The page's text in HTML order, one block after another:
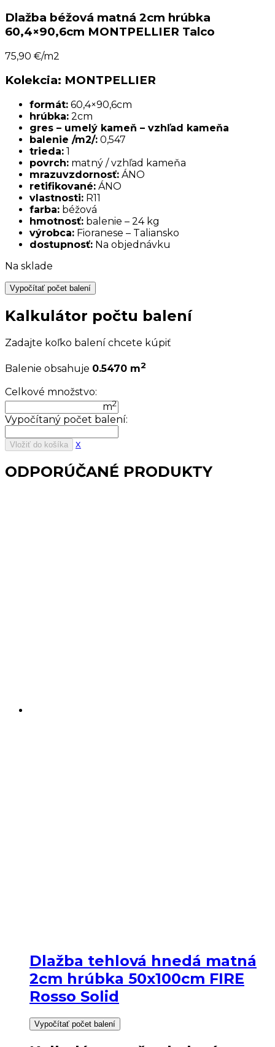
Dlažba béžová matná 2cm hrúbka
60,4×90,6cm MONTPELLIER Talco
75,90 €/m2
Kolekcia: MONTPELLIER
formát: 60,4×90,6cm
hrúbka: 2cm
gres – umelý kameň – vzhľad kameňa
balenie /m2/: 0,547
trieda: 1
povrch: matný / vzhľad kameňa
mrazuvzdornosť: ÁNO
retifikované: ÁNO
vlastnosti: R11
farba: béžová
hmotnosť: balenie – 24 kg
výrobca: Fioranese – Taliansko
dostupnosť: Na objednávku
Na sklade
Vypočítať počet balení
Kalkulátor počtu balení
Zadajte koľko balení chcete kúpiť
Balenie obsahuje 0.5470 m2
Celkové množstvo:
m2
Vypočítaný počet balení:
Vložiť do košíka x
ODPORÚČANÉ PRODUKTY
Dlažba tehlová hnedá matná
2cm hrúbka 50x100cm FIRE
Rosso Solid
Vypočítať počet balení